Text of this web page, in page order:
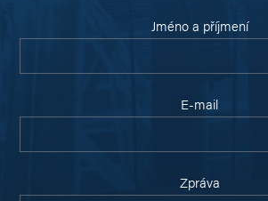
Jméno a příjmení
E-mail
Zpráva